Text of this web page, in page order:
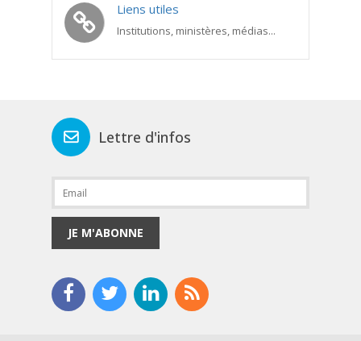
Liens utiles
Institutions, ministères, médias...
Lettre d'infos
JE M'ABONNE